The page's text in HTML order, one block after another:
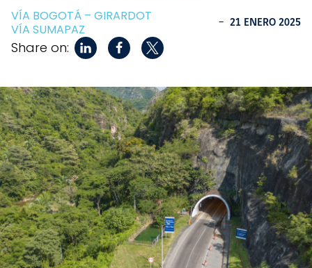
VÍA BOGOTÁ – GIRARDOT
VÍA SUMAPAZ
- 21 ENERO 2025
Share on: